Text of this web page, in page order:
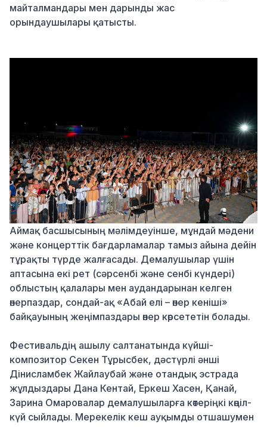
майталмандары мен дарынды жас
орындаушылары қатысты.
Аймақ басшысының мәлімдеуінше, мұндай мәдени
және концерттік бағдарламалар тамыз айына дейін
тұрақты түрде жалғасады. Демалушылар үшін
аптасына екі рет (сәрсенбі және сенбі күндері)
облыстың қалалары мен аудандарынан келген
өнерпаздар, сондай-ақ «Абай елі – өнер кеніші»
байқауының жеңімпаздары өнер көрсететін болады.
Фестивальдің ашылу салтанатында күйші-
композитор Секен Тұрысбек, дәстүрлі әнші
Дінисламбек Жайлаубай және отандық эстрада
жұлдыздары Дана Кентай, Еркеш Хасен, Қанай,
Зарина Омаровалар демалушыларға көтеріңкі көңіл-
күй сыйлады. Мерекелік кеш ауқымды отшашумен